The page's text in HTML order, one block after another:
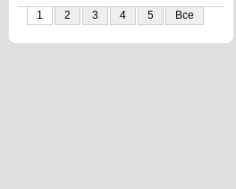
1 2 3 4 5 Все